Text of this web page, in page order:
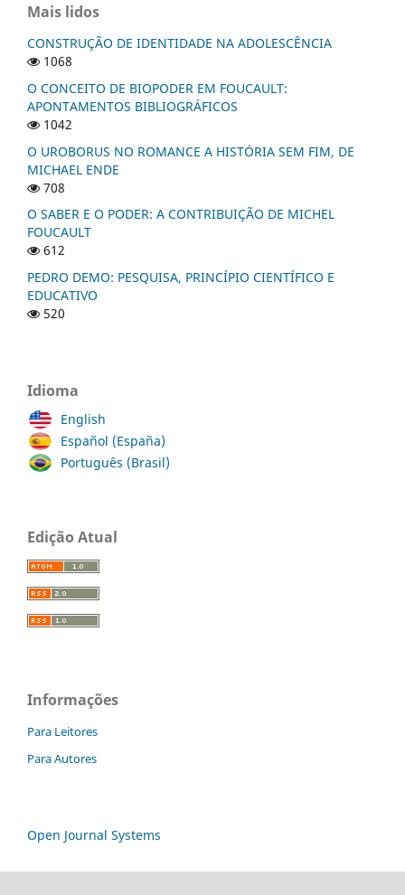
Mais lidos
CONSTRUÇÃO DE IDENTIDADE NA ADOLESCÊNCIA
1068
O CONCEITO DE BIOPODER EM FOUCAULT:
APONTAMENTOS BIBLIOGRÁFICOS
1042
O UROBORUS NO ROMANCE A HISTÓRIA SEM FIM, DE
MICHAEL ENDE
708
O SABER E O PODER: A CONTRIBUIÇÃO DE MICHEL
FOUCAULT
612
PEDRO DEMO: PESQUISA, PRINCÍPIO CIENTÍFICO E
EDUCATIVO
520
Idioma
English
Español (España)
Português (Brasil)
Edição Atual
Informações
Para Leitores
Para Autores
Open Journal Systems